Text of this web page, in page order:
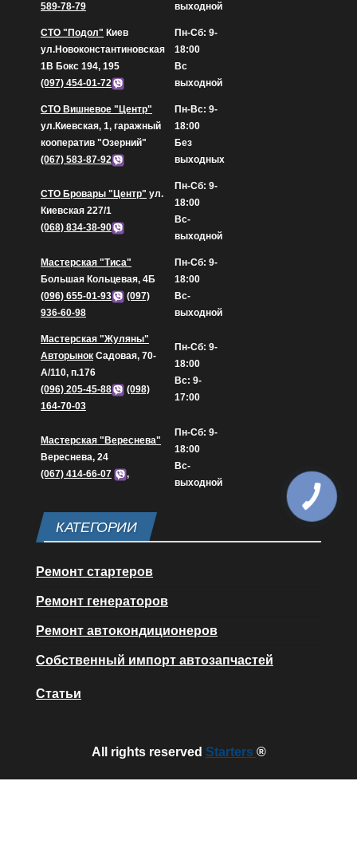
589-78-79
выходной
СТО "Подол" Киев
ул.Новоконстантиновская
1В Бокс 194, 195
(097) 454-01-72
Пн-Сб: 9-
18:00
Вс
выходной
СТО Вишневое "Центр"
ул.Киевская, 1, гаражный
кооператив "Озерний"
(067) 583-87-92
Пн-Вс: 9-
18:00
Без
выходных
СТО Бровары "Центр" ул.
Киевская 227/1
(068) 834-38-90
Пн-Сб: 9-
18:00
Вс-
выходной
Мастерская "Тиса"
Большая Кольцевая, 4Б
(096) 655-01-93
(097)
936-60-98
Пн-Сб: 9-
18:00
Вс-
выходной
Мастерская "Жуляны"
Авторынок Садовая, 70-
А/110, п.176
(096) 205-45-88
(098)
164-70-03
Пн-Сб: 9-
18:00
Вс: 9-
17:00
Мастерская "Вереснева"
Вереснева, 24
(067) 414-66-07
,
Пн-Сб: 9-
18:00
Вс-
выходной
КАТЕГОРИИ
Ремонт стартеров
Ремонт генераторов
Ремонт автокондиционеров
Собственный импорт автозапчастей
Статьи
All rights reserved Starters ®